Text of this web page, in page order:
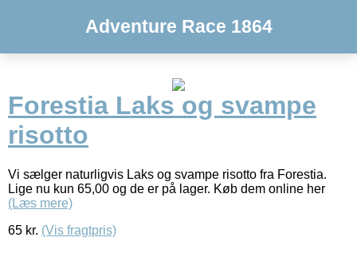
Adventure Race 1864
Forestia Laks og svampe
risotto
Vi sælger naturligvis Laks og svampe risotto fra Forestia.
Lige nu kun 65,00 og de er på lager. Køb dem online her
(Læs mere)
65 kr. (Vis fragtpris)